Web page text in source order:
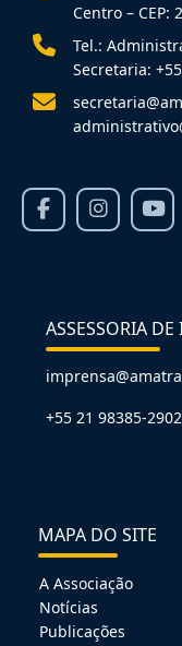
Centro – CEP:
Tel.:
Secretaria:
ASSESSORIA
+55 21 98385-2902
MAPA DO SITE
A Associação
Notícias
Publicações